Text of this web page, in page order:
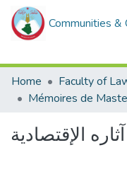
Communities &
Home
Mémoires de
الإقتصادية